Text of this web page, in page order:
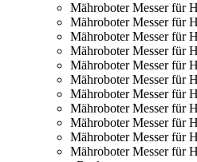
Mähroboter Messer für
Mähroboter Messer für
Mähroboter Messer für
Mähroboter Messer für
Mähroboter Messer für
Mähroboter Messer für
Mähroboter Messer für
Mähroboter Messer für
Mähroboter Messer für
Mähroboter Messer für
Mähroboter Messer für